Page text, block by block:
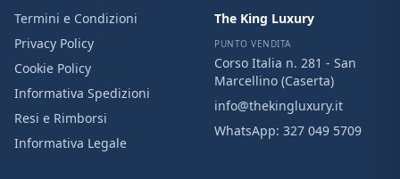
Termini e Condizioni
Privacy Policy
Cookie Policy
Informativa Spedizioni
Resi e Rimborsi
Informativa Legale
The King Luxury
PUNTO VENDITA
Corso Italia n. 281 - San
Marcellino (Caserta)
info@thekingluxury.it
WhatsApp: 327 049 5709